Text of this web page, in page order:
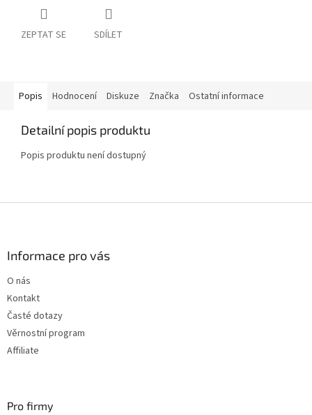
ZEPTAT SE SDÍLET
Popis Hodnocení Diskuze Značka Ostatní informace
Detailní popis produktu
Popis produktu není dostupný
Informace pro vás
O nás
Kontakt
Časté dotazy
Věrnostní program
Affiliate
Pro firmy